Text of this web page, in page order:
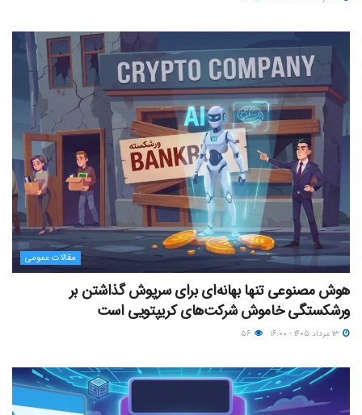
مقالات عمومی
هوش مصنوعی تنها بهانه‌ای برای سرپوش گذاشتن بر
ورشکستگی خاموش شرکت‌های کریپتویی است